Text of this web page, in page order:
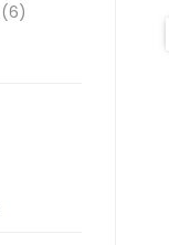
(6)